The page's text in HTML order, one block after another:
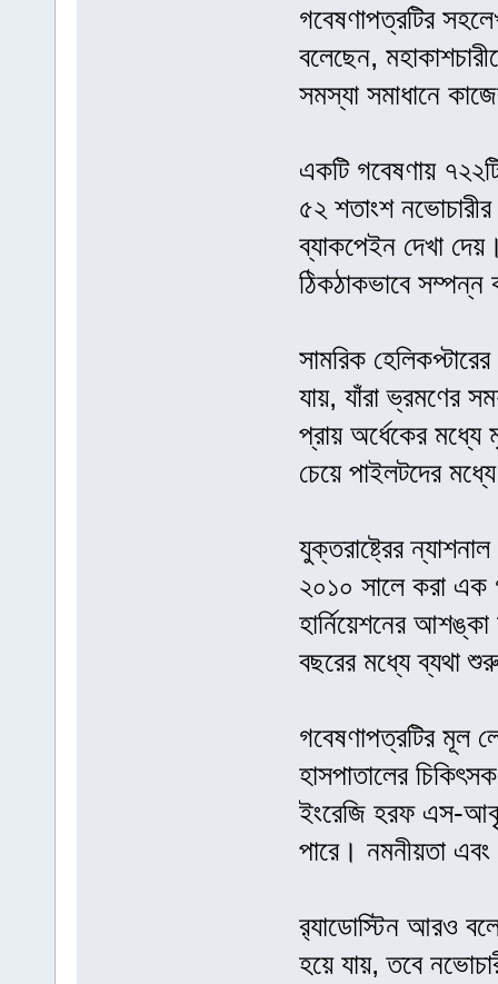
গবেষণাপত্রটির
বলেছেন,
সমস্যা সমাধানে
একটি গবেষণায়
৫২ শতাংশ
ব্যাকপেইন দেখা
ঠিকঠাকভাবে সম্পন্ন
সামরিক
যায়, যাঁরা ভ্রমণের
প্রায় অর্ধেকের
চেয়ে পাইলটদের
যুক্তরাষ্ট্রের
২০১০ সালে করা এক
হার্নিয়েশনের
বছরের মধ্যে ব্যথা
গবেষণাপত্রটির মূল
হাসপাতালের
ইংরেজি হরফ এস-
পারে। নমনীয়তা
র‍্যাডোস্টিন আরও
হয়ে যায়, তবে